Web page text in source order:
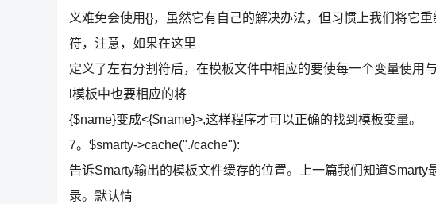
义难免会使用{}，虽然它有自己的解决办法，但习惯上我们将它
符，注意，如果在这里
定义了左右分割符后，在模板文件中相应的要使每一个变量使用
l模板中也要相应的将
{$name}变成<{$name}>,这样程序才可以正确的找到模板变量。
7。$smarty->cache("./cache"):
告诉Smarty输出的模板文件缓存的位置。上一篇我们知道
录。默认情